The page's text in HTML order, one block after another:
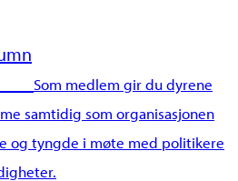
Som medlem gir du dyrene
samtidig som organisasjonen
og tyngde i møte med politikere